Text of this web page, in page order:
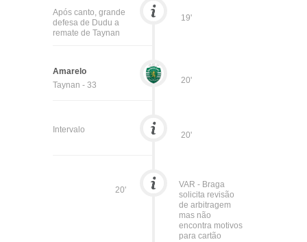
19'
Após canto, grande
defesa de Dudu a
remate de Taynan
20'
Amarelo
Taynan - 33
20'
Intervalo
20'
VAR - Braga
solicita revisão
de arbitragem
mas não
encontra motivos
para cartão